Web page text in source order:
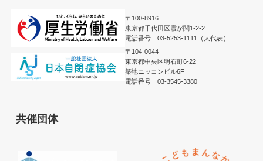
〒100-8916
東京都千代田区霞が関1-2-2
電話番号 03-5253-1111（大代表）
〒104-0044
東京都中央区明石町6-22
築地ニッコンビル6F
電話番号 03-3545-3380
共催団体